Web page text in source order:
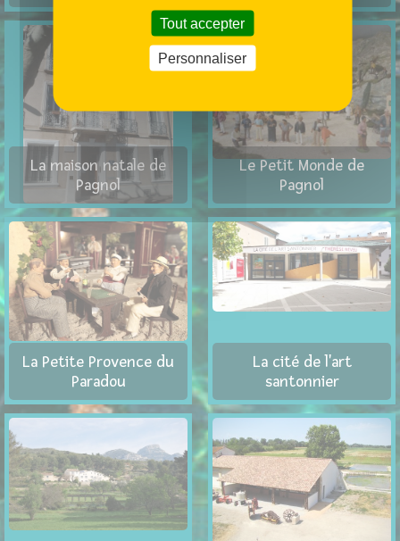
La maison natale de
Pagnol
Le Petit Monde de
Pagnol
La Petite Provence du
Paradou
La cité de l'art
santonnier
Tout accepter
Personnaliser